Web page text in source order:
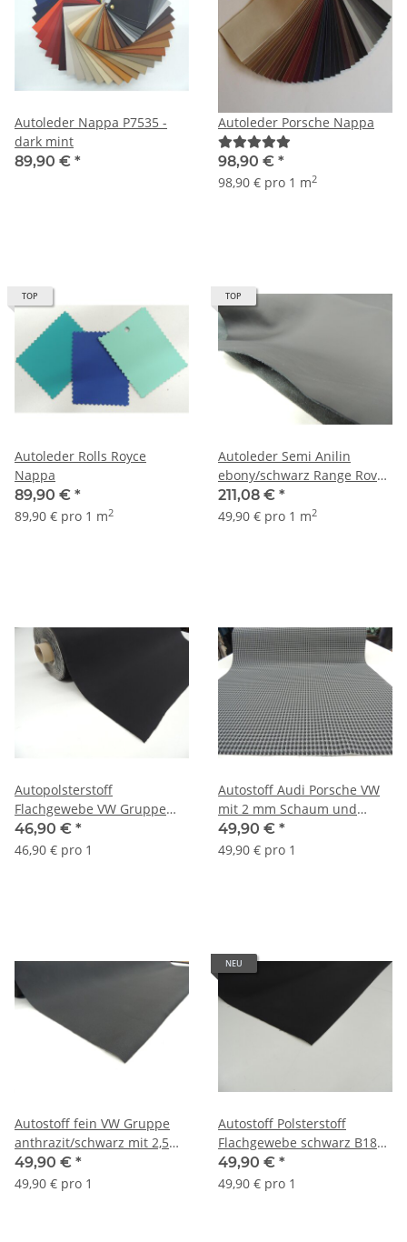
Autoleder Nappa P7535 -
dark mint
89,90 € *
Autoleder Porsche Nappa
98,90 € *
98,90 € pro 1 m2
TOP
Autoleder Rolls Royce
Nappa
89,90 € *
89,90 € pro 1 m2
TOP
Autoleder Semi Anilin
ebony/schwarz Range Rover
4,23 qm
211,08 € *
49,90 € pro 1 m2
Autopolsterstoff
Flachgewebe VW Gruppe
Audi Skoda Volkswagen
schwarz B150
46,90 € *
46,90 € pro 1
Autostoff Audi Porsche VW
mit 2 mm Schaum und
Charmeuse
49,90 € *
49,90 € pro 1
Autostoff fein VW Gruppe
anthrazit/schwarz mit 2,5
mm Schaum und
Charmeuse
49,90 € *
49,90 € pro 1
NEU
Autostoff Polsterstoff
Flachgewebe schwarz B180
(1,5 mm Schaumrücken und
Charmeuse)
49,90 € *
49,90 € pro 1